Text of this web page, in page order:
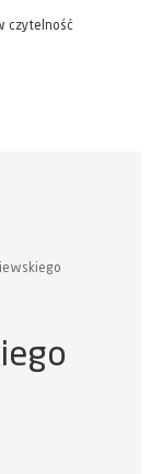
czytelność